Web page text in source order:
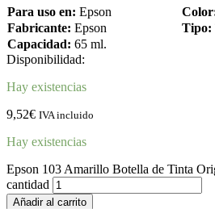
Para uso en: Epson
Fabricante: Epson Tipo:
Capacidad: 65 ml.
Disponibilidad:
Hay existencias
9,52€ IVA incluido
Hay existencias
Epson 103 Amarillo Botella de Tinta
cantidad
Añadir al carrito